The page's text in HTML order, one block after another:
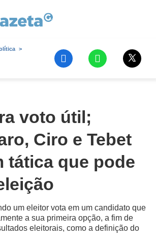
voto útil;
Ciro e Tebet
tática que pode
um eleitor vota em um candidato que
a sua primeira opção, a fim de
eleitorais, como a definição do